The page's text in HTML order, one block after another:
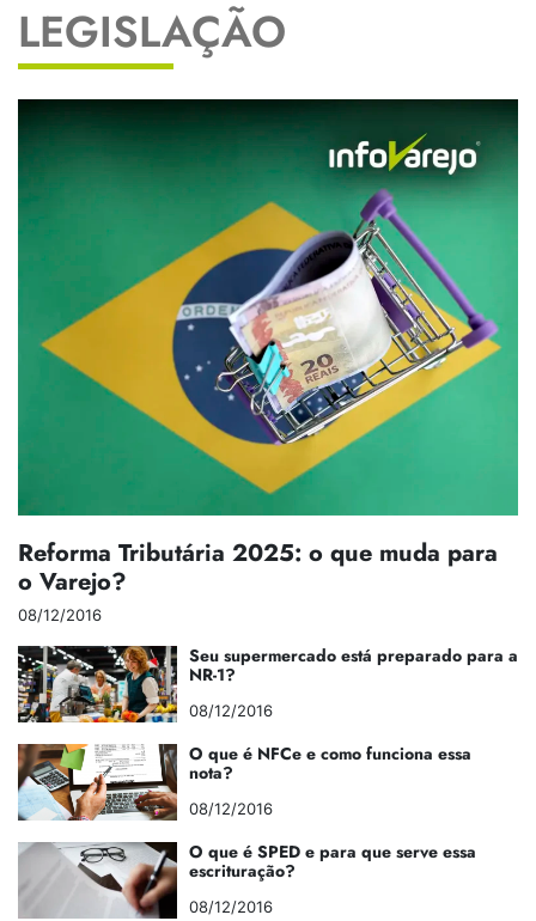
LEGISLAÇÃO
Reforma Tributária 2025: o que muda para
o Varejo?
08/12/2016
Seu supermercado está preparado para a
NR-1?
08/12/2016
O que é NFCe e como funciona essa
nota?
08/12/2016
O que é SPED e para que serve essa
escrituração?
08/12/2016